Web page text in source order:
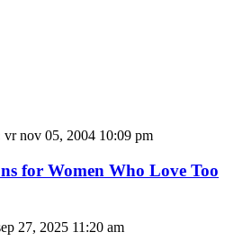
vr nov 05, 2004 10:09 pm
for Women Who Love Too
27, 2025 11:20 am